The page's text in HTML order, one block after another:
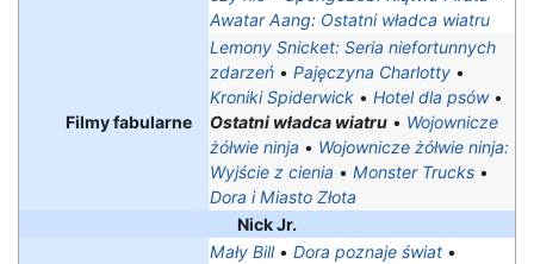
Awatar Aang: Ostatni władca wiatru
Filmy fabularne
Lemony Snicket: Seria niefortunnych
zdarzeń • Pajęczyna Charlotty •
Kroniki Spiderwick • Hotel dla psów•
Ostatni władca wiatru • Wojownicze
żółwie ninja • Wojownicze żółwie ninja:
Wyjście z cienia • Monster Trucks •
Dora i Miasto Złota
Nick Jr.
Mały Bill• Dora poznaje świat •